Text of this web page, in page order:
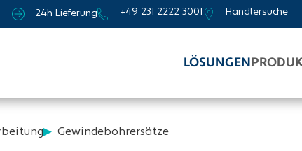
24h Lieferung +49 231 2222 3001 Händlersuche
LÖSUNGEN
Gewindebohrersätze